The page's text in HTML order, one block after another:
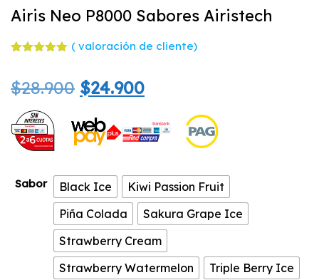
Airis Neo P8000 Sabores Airistech
de 5 en
base a
de un
cliente
( valoración de cliente)
$28.900 El
precio
original
$28.900.
$24.900El
precio
actual
$24.900.
Sabor Black Ice
Kiwi Passion Fruit
Piña Colada
Sakura Grape Ice
Strawberry Cream
Strawberry Watermelon
Triple Berry Ice